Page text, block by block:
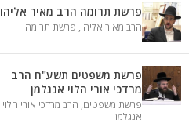
פרשת תרומה הרב מאיר אליהו
הרב מאיר אליהו, פרשת תרומה
פרשת משפטים תשע"ח הרב
מרדכי אורי הלוי אנגלמן
פרשת משפטים, הרב מרדכי אורי הלוי
אנגלמן